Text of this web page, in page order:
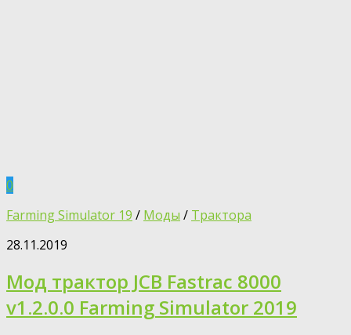
0
Farming Simulator 19 / Моды / Трактора
28.11.2019
Мод трактор JCB Fastrac 8000
v1.2.0.0 Farming Simulator 2019